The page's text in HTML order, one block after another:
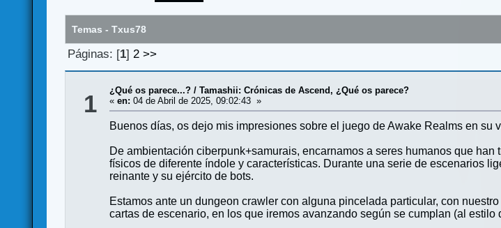
Temas - Txus78
Páginas: [1] 2 >>
1 ¿Qué os parece...? /Tamashii: Crónicas de Ascend, ¿Qué os parece?
«en: 04 de Abril de 2025, 09:02:43 »
Buenos días, os dejo mis impresiones sobre el juego de Awake Realms en
De ambientación ciberpunk+samurais, encarnamos a seres humanos que
físicos de diferente índole y características. Durante una serie de escenarios
reinante y su ejército de bots.
Estamos ante un dungeon crawler con alguna pincelada particular, con
cartas de escenario, en los que iremos avanzando según se cumplan (al estilo